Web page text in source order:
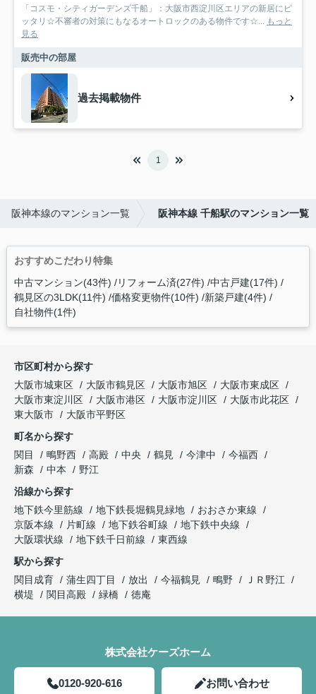
「コスモ・シティガーデンズ千船」：大阪市西淀川区エリアの新居にピ
ッタリ☆不審者の対策にもなるオートロックのある物件です☆... もっと
見る
販売中の部屋
過去掲載物件
1
阪神本線のマンション一覧 阪神本線 千船駅のマンション一覧
おすすめこだわり特集
中古マンション(43件) リフォーム済(27件) 中古戸建(17件)
鶴見区の3LDK(11件) 価格変更物件(10件) 新築戸建(4件)
自社物件(1件)
市区町村から探す
大阪市城東区
大阪市鶴見区 大阪市旭区
大阪市東成区
大阪市東淀川区
大阪市港区 大阪市淀川区
大阪市此花区
東大阪市
大阪市平野区
町名から探す
関目
鴫野西 高殿 中央 鶴見 今津中
今福西
新森
中本
野江
沿線から探す
地下鉄今里筋線
地下鉄長堀鶴見緑地
おおさか東線
京阪本線
片町線 地下鉄谷町線
地下鉄中央線
大阪環状線
地下鉄千日前線
東西線
駅から探す
関目成育
蒲生四丁目 放出 今福鶴見 鴫野
ＪＲ野江
横堤
関目高殿 緑橋 徳庵
株式会社ケーズホーム
0120-920-616 お問い合わせ